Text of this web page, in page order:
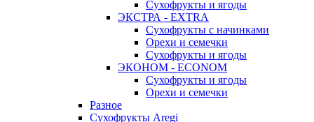
Сухофрукты и ягоды
ЭКСТРА - EXTRA
Сухофрукты с начинками
Орехи и семечки
Сухофрукты и ягоды
ЭКОНОМ - ECONOM
Сухофрукты и ягоды
Орехи и семечки
Разное
Сухофрукты Aregi